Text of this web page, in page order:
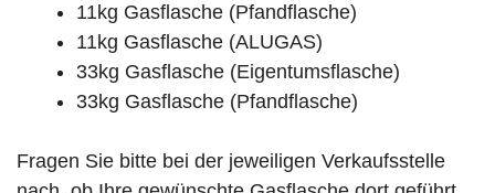
11kg Gasflasche (Pfandflasche)
11kg Gasflasche (ALUGAS)
33kg Gasflasche (Eigentumsflasche)
33kg Gasflasche (Pfandflasche)
Fragen Sie bitte bei der jeweiligen Verkaufsstelle